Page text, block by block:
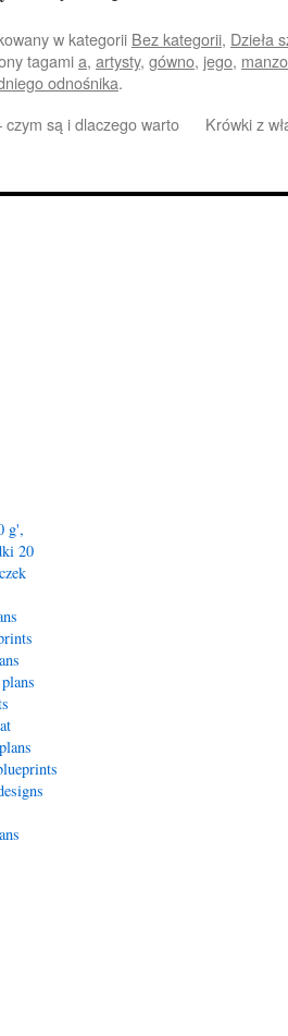
w kategorii Bez kategorii, Dzieła
tagamia, artysty, gówno, jego,
odnośnika.
są i dlaczego warto
Krówki z
g',
20